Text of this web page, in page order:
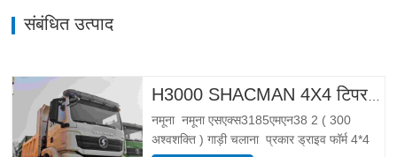
संबंधित उत्पाद
नमूना नमूना एसएक्स3185एमएन38 2 ( 300
अश्वशक्ति ) गाड़ी चलाना प्रकार ड्राइव फॉर्म 4*4